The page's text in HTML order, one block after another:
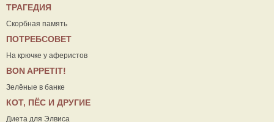
ТРАГЕДИЯ
Скорбная память
ПОТРЕБСОВЕТ
На крючке у аферистов
ВON APPETIT!
Зелёные в банке
КОТ, ПЁС И ДРУГИЕ
Диета для Элвиса